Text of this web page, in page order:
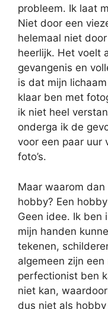
probleem. Ik laat
Niet door een
helemaal niet
heerlijk. Het voelt
gevangenis en
is dat mijn
klaar ben met
ik niet heel
onderga ik de
voor een paar uur
foto’s.
Maar waarom
hobby? Een
Geen idee. Ik ben
mijn handen
tekenen,
algemeen zijn
perfectionist ben
niet kan,
dus niet als hobby